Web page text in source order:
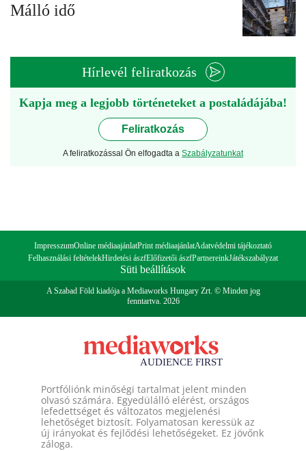
Málló idő
Hírlevél feliratkozás
Kapja meg a legjobb történeteket a postaládájába!
Feliratkozás
A feliratkozással Ön elfogadta a Szabályzatunkat
ImpresszumOnline médiaajánlatPrint médiaajánlatAdatvédelmi tájékoztató
Felhasználási feltételekHirdetési ászfElőfizetői ászfPartnereinkJátékszabályzat
Süti beállítások
A Szabad Föld kiadója a Mediaworks Hungary Zrt. © Minden jog
fenntartva. 2026
Portfóliónk minőségi tartalmat jelent minden
olvasó számára. Egyedülálló elérést, országos
lefedettséget és változatos megjelenési
lehetőséget biztosít. Folyamatosan keressük az
új irányokat és fejlődési lehetőségeket. Ez jövőnk
záloga.